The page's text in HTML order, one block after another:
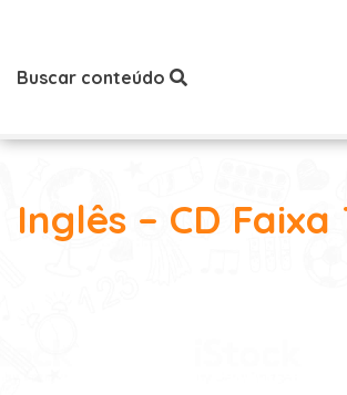
Buscar conteúdo
Inglês – CD Faixa